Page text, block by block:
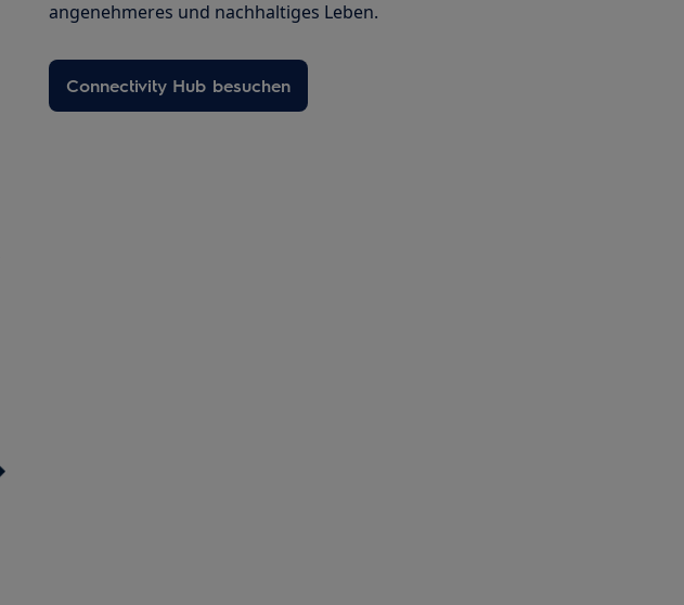
angenehmeres und nachhaltiges Leben.
Connectivity Hub besuchen